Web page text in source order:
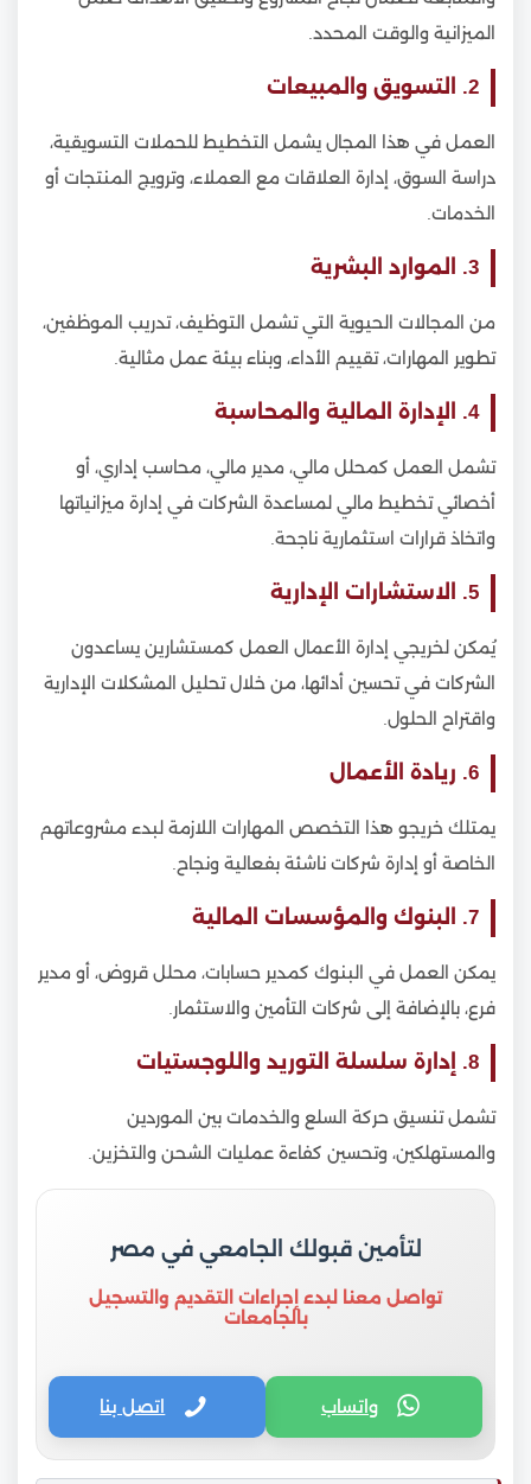
الميزانية والوقت المحدد.
2. التسويق والمبيعات
العمل في هذا المجال يشمل التخطيط للحملات التسويقية،
دراسة السوق، إدارة العلاقات مع العملاء، وترويج المنتجات أو
الخدمات.
3. الموارد البشرية
من المجالات الحيوية التي تشمل التوظيف، تدريب الموظفين،
تطوير المهارات، تقييم الأداء، وبناء بيئة عمل مثالية.
4. الإدارة المالية والمحاسبة
تشمل العمل كمحلل مالي، مدير مالي، محاسب إداري، أو
أخصائي تخطيط مالي لمساعدة الشركات في إدارة ميزانياتها
واتخاذ قرارات استثمارية ناجحة.
5. الاستشارات الإدارية
يُمكن لخريجي إدارة الأعمال العمل كمستشارين يساعدون
الشركات في تحسين أدائها، من خلال تحليل المشكلات الإدارية
واقتراح الحلول.
6. ريادة الأعمال
يمتلك خريجو هذا التخصص المهارات اللازمة لبدء مشروعاتهم
الخاصة أو إدارة شركات ناشئة بفعالية ونجاح.
7. البنوك والمؤسسات المالية
يمكن العمل في البنوك كمدير حسابات، محلل قروض، أو مدير
فرع، بالإضافة إلى شركات التأمين والاستثمار.
8. إدارة سلسلة التوريد واللوجستيات
تشمل تنسيق حركة السلع والخدمات بين الموردين
والمستهلكين، وتحسين كفاءة عمليات الشحن والتخزين.
لتأمين قبولك الجامعي في مصر
تواصل معنا لبدء إجراءات التقديم والتسجيل
بالجامعات
واتساب اتصل بنا